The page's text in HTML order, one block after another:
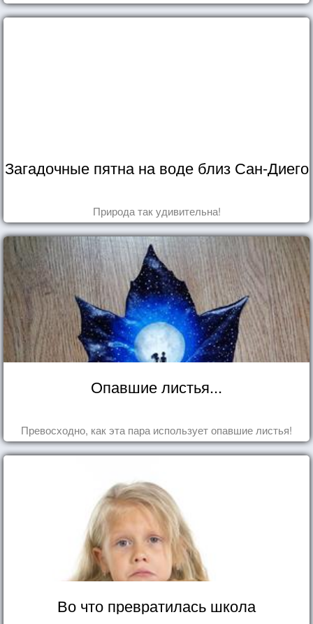
Загадочные пятна на воде близ Сан-Диего
Природа так удивительна!
Опавшие листья...
Превосходно, как эта пара использует опавшие листья!
Во что превратилась школа